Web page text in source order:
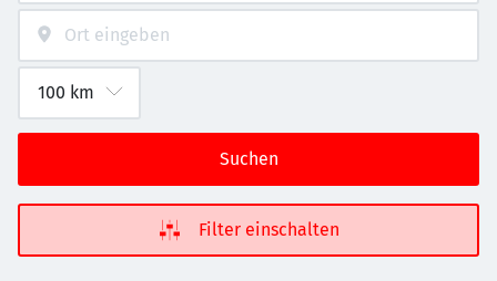
Suchen
Filter einschalten